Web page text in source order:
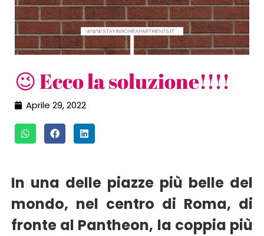
😉 Ecco la soluzione!!!!
Aprile 29, 2022
In una delle piazze più belle del
mondo, nel centro di Roma, di
fronte al Pantheon, la coppia più